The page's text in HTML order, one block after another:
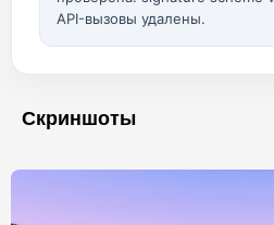
API-вызовы удалены.
Скриншоты